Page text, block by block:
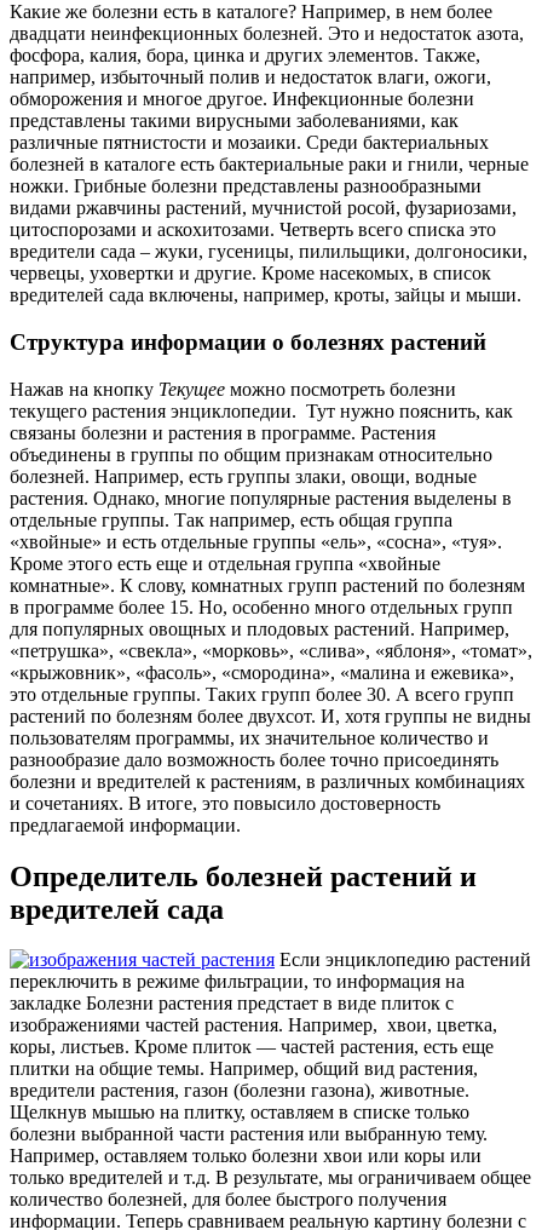
Какие же болезни есть в каталоге? Например, в нем более
двадцати неинфекционных болезней. Это и недостаток азота,
фосфора, калия, бора, цинка и других элементов. Также,
например, избыточный полив и недостаток влаги, ожоги,
обморожения и многое другое. Инфекционные болезни
представлены такими вирусными заболеваниями, как
различные пятнистости и мозаики. Среди бактериальных
болезней в каталоге есть бактериальные раки и гнили, черные
ножки. Грибные болезни представлены разнообразными
видами ржавчины растений, мучнистой росой, фузариозами,
цитоспорозами и аскохитозами. Четверть всего списка это
вредители сада – жуки, гусеницы, пилильщики, долгоносики,
червецы, уховертки и другие. Кроме насекомых, в список
вредителей сада включены, например, кроты, зайцы и мыши.
Структура информации о болезнях растений
Нажав на кнопку Текущее можно посмотреть болезни
текущего растения энциклопедии. Тут нужно пояснить, как
связаны болезни и растения в программе. Растения
объединены в группы по общим признакам относительно
болезней. Например, есть группы злаки, овощи, водные
растения. Однако, многие популярные растения выделены в
отдельные группы. Так например, есть общая группа
«хвойные» и есть отдельные группы «ель», «сосна», «туя».
Кроме этого есть еще и отдельная группа «хвойные
комнатные». К слову, комнатных групп растений по болезням
в программе более 15. Но, особенно много отдельных групп
для популярных овощных и плодовых растений. Например,
«петрушка», «свекла», «морковь», «слива», «яблоня», «томат»,
«крыжовник», «фасоль», «смородина», «малина и ежевика»,
это отдельные группы. Таких групп более 30. А всего групп
растений по болезням более двухсот. И, хотя группы не видны
пользователям программы, их значительное количество и
разнообразие дало возможность более точно присоединять
болезни и вредителей к растениям, в различных комбинациях
и сочетаниях. В итоге, это повысило достоверность
предлагаемой информации.
Определитель болезней растений и
вредителей сада
Если энциклопедию растений
переключить в режиме фильтрации, то информация на
закладке Болезни растения предстает в виде плиток с
изображениями частей растения. Например, хвои, цветка,
коры, листьев. Кроме плиток — частей растения, есть еще
плитки на общие темы. Например, общий вид растения,
вредители растения, газон (болезни газона), животные.
Щелкнув мышью на плитку, оставляем в списке только
болезни выбранной части растения или выбранную тему.
Например, оставляем только болезни хвои или коры или
только вредителей и т.д. В результате, мы ограничиваем общее
количество болезней, для более быстрого получения
информации. Теперь сравниваем реальную картину болезни с